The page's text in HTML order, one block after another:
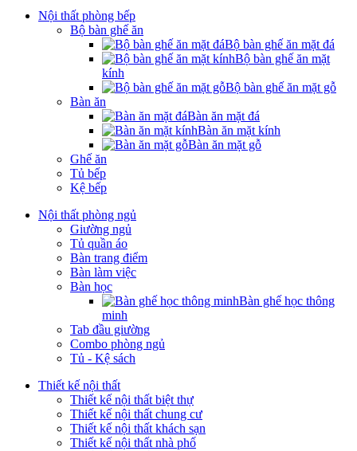
Nội thất phòng bếp
Bộ bàn ghế ăn
Bộ bàn ghế ăn mặt đá
Bộ bàn ghế ăn mặt
kính
Bộ bàn ghế ăn mặt gỗ
Bàn ăn
Bàn ăn mặt đá
Bàn ăn mặt kính
Bàn ăn mặt gỗ
Ghế ăn
Tủ bếp
Kệ bếp
Nội thất phòng ngủ
Giường ngủ
Tủ quần áo
Bàn trang điểm
Bàn làm việc
Bàn học
Bàn ghế học thông
minh
Tab đầu giường
Combo phòng ngủ
Tủ - Kệ sách
Thiết kế nội thất
Thiết kế nội thất biệt thự
Thiết kế nội thất chung cư
Thiết kế nội thất khách sạn
Thiết kế nội thất nhà phố